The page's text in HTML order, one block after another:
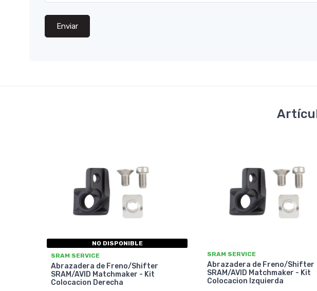
Enviar
NO DISPONIBLE
SRAM SERVICE
Abrazadera de Freno/Shifter
SRAM/AVID Matchmaker - Kit
Colocacion Derecha
SRAM SERVICE
Abrazadera de Freno/Shifter
SRAM/AVID Matchmaker - Kit
Colocacion Izquierda